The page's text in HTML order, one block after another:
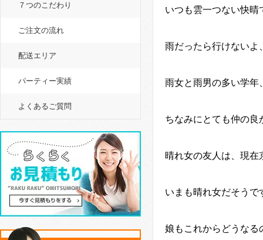
いつも雲一つない快晴
雨だったら行けないよ
雨女と雨男の多い学年
ちなみにとても仲の
晴れ女の友人は、現
いまも晴れ女だそうで
娘もこれからどうなる
７つのこだわり
ご注文の流れ
配送エリア
パーティー実績
よくあるご質問